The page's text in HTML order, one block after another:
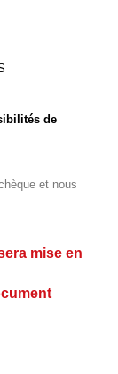
de
et nous
mise en